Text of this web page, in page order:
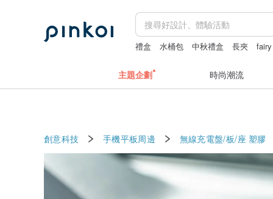
禮盒 水桶包 中秋禮盒 長夾
主題企劃 時尚潮流
創意科技 手機平板周邊 無線充電盤/板/座 塑膠